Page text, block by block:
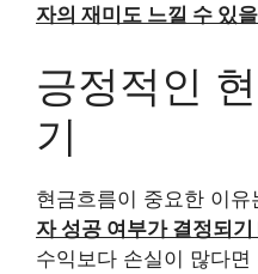
자의 재미도 느낄 수 있
긍정적인
기
현금흐름이 중요한 이
자 성공 여부가 결정되기
수익보다 손실이 많다